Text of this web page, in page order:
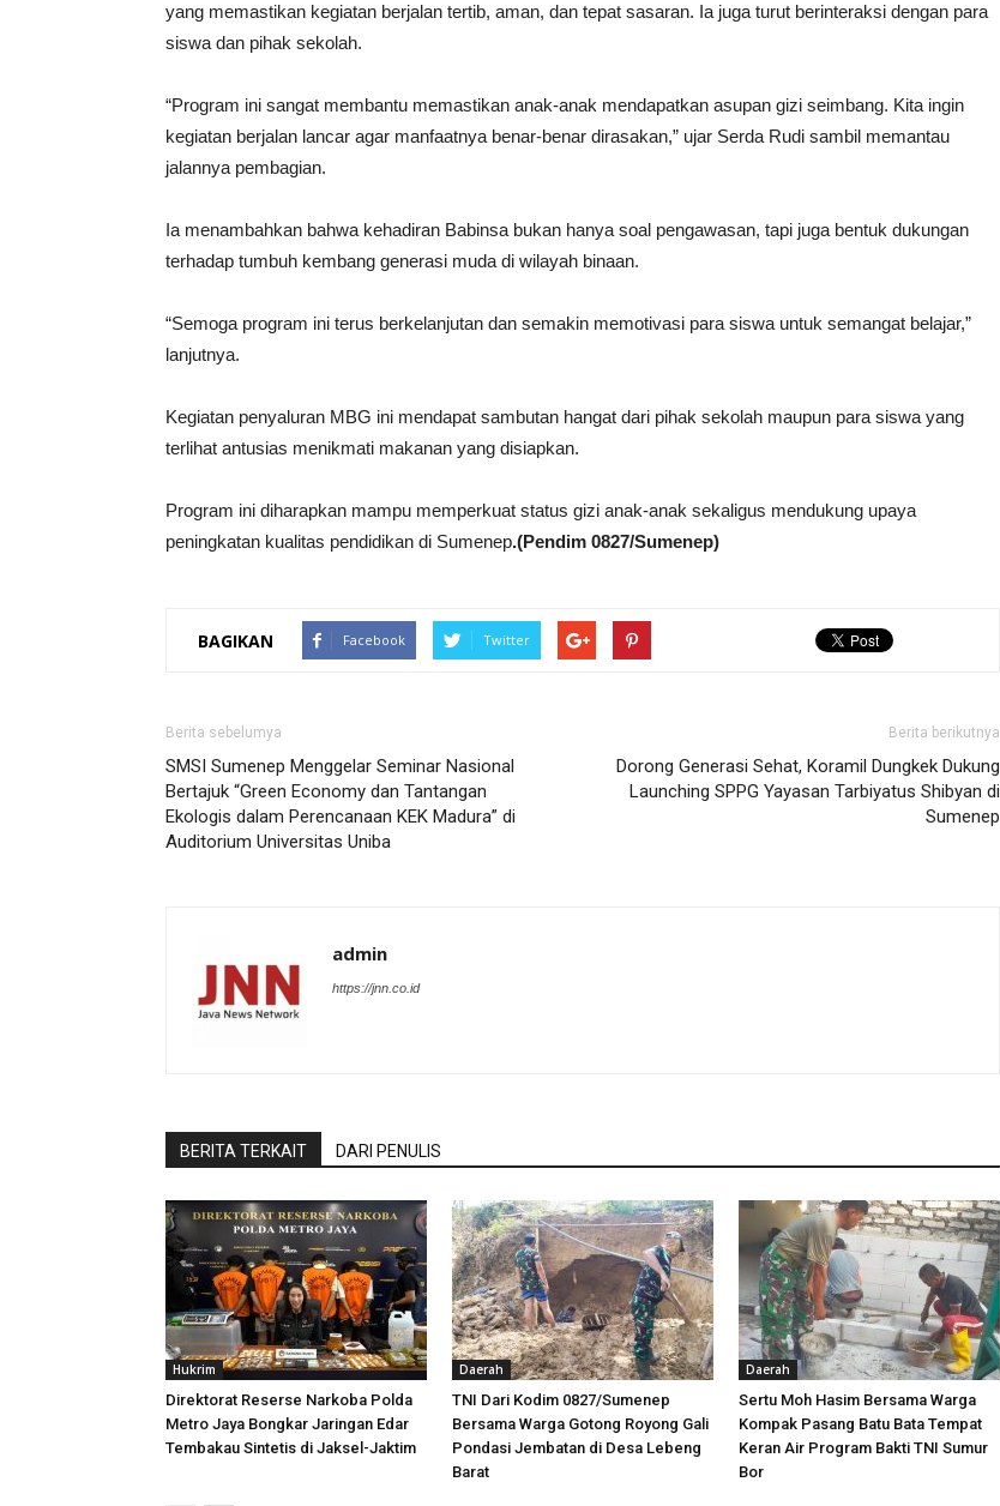
yang memastikan kegiatan berjalan tertib, aman, dan tepat sasaran. Ia juga turut berinteraksi dengan para
siswa dan pihak sekolah.
“Program ini sangat membantu memastikan anak-anak mendapatkan asupan gizi seimbang. Kita ingin
kegiatan berjalan lancar agar manfaatnya benar-benar dirasakan,” ujar Serda Rudi sambil memantau
jalannya pembagian.
Ia menambahkan bahwa kehadiran Babinsa bukan hanya soal pengawasan, tapi juga bentuk dukungan
terhadap tumbuh kembang generasi muda di wilayah binaan.
“Semoga program ini terus berkelanjutan dan semakin memotivasi para siswa untuk semangat belajar,”
lanjutnya.
Kegiatan penyaluran MBG ini mendapat sambutan hangat dari pihak sekolah maupun para siswa yang
terlihat antusias menikmati makanan yang disiapkan.
Program ini diharapkan mampu memperkuat status gizi anak-anak sekaligus mendukung upaya
peningkatan kualitas pendidikan di Sumenep.(Pendim 0827/Sumenep)
BAGIKAN Facebook Twitter
Berita sebelumya
SMSI Sumenep Menggelar Seminar Nasional
Bertajuk “Green Economy dan Tantangan
Ekologis dalam Perencanaan KEK Madura” di
Auditorium Universitas Uniba
Berita berikutnya
Dorong Generasi Sehat, Koramil Dungkek Dukung
Launching SPPG Yayasan Tarbiyatus Shibyan di
Sumenep
admin
https://jnn.co.id
BERITA TERKAIT DARI PENULIS
Hukrim
Direktorat Reserse Narkoba Polda
Metro Jaya Bongkar Jaringan Edar
Tembakau Sintetis di Jaksel-Jaktim
Daerah
TNI Dari Kodim 0827/Sumenep
Bersama Warga Gotong Royong Gali
Pondasi Jembatan di Desa Lebeng
Barat
Daerah
Sertu Moh Hasim Bersama Warga
Kompak Pasang Batu Bata Tempat
Keran Air Program Bakti TNI Sumur
Bor